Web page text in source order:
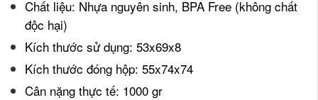
Chất liệu: Nhựa nguyên sinh, BPA Free (không chất
độc hại)
Kích thước sử dụng: 53x69x8
Kích thước đóng hộp: 55x74x74
Cân nặng thực tế: 1000 gr